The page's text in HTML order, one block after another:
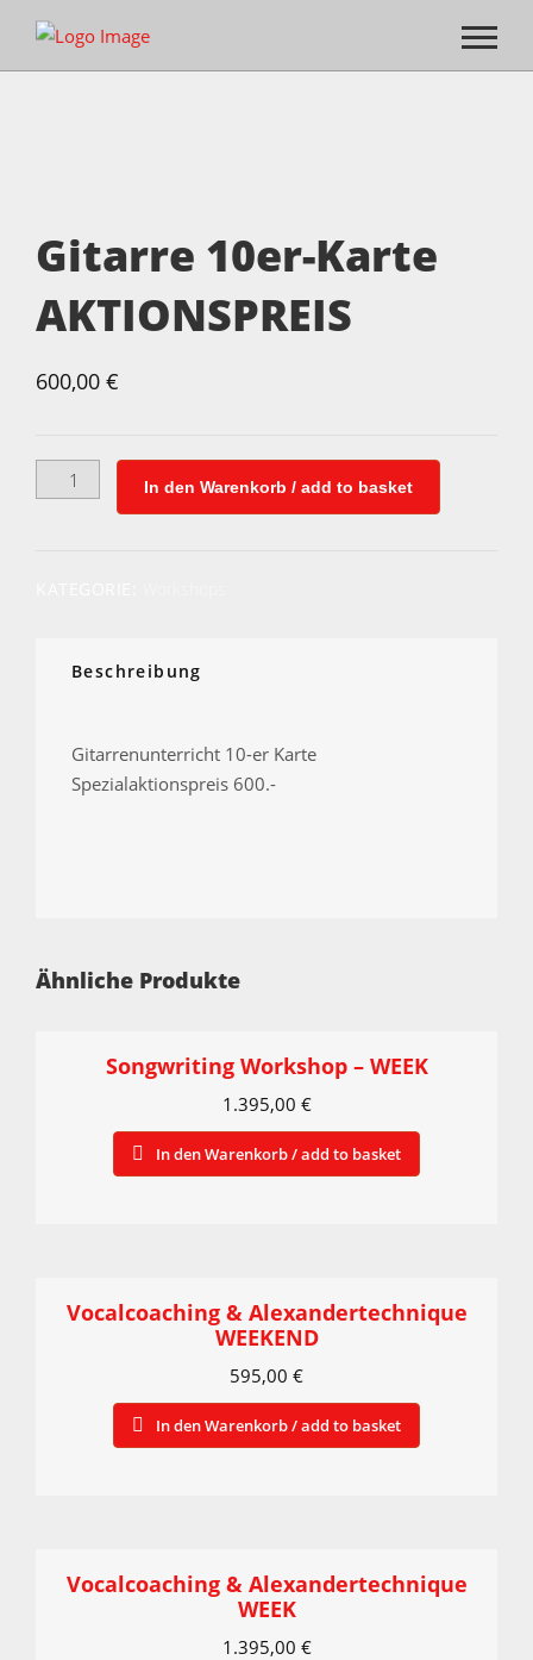
Gitarre 10er-Karte
AKTIONSPREIS
600,00 €
Gitarre
10er-
In den Warenkorb / add to basket
Beschreibung
Gitarrenunterricht 10-er Karte
Spezialaktionspreis 600.-
Ähnliche Produkte
Songwriting Workshop – WEEK
1.395,00 €
In den Warenkorb / add to basket
Vocalcoaching & Alexandertechnique
WEEKEND
595,00 €
In den Warenkorb / add to basket
Vocalcoaching & Alexandertechnique
WEEK
1.395,00 €